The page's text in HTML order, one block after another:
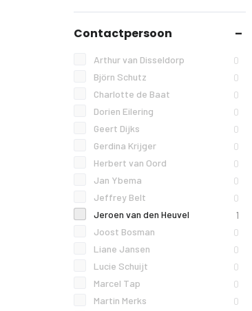
Contactpersoon
Arthur van Disseldorp 0
Björn Schutz 0
Charlotte de Baat 0
Dorien Eilering 0
Geert Dijks 0
Gerdina Krijger 0
Herbert van Oord 0
Jan Ybema 0
Jeffrey Belt 0
Jeroen van den Heuvel 1
Joost Bosman 0
Liane Jansen 0
Lucie Schuijt 0
Marcel Tap 0
Martin Merks 0